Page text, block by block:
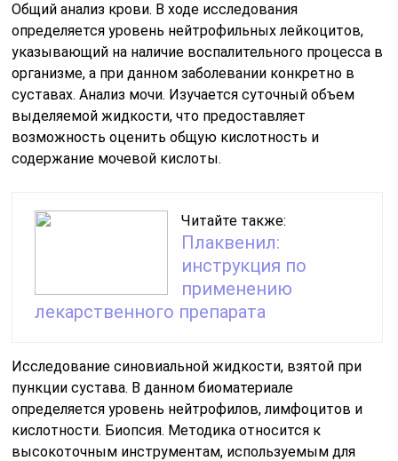
Общий анализ крови. В ходе исследования
определяется уровень нейтрофильных лейкоцитов,
указывающий на наличие воспалительного процесса в
организме, а при данном заболевании конкретно в
суставах. Анализ мочи. Изучается суточный объем
выделяемой жидкости, что предоставляет
возможность оценить общую кислотность и
содержание мочевой кислоты.
Читайте также:
Плаквенил:
инструкция по
применению
лекарственного препарата
Исследование синовиальной жидкости, взятой при
пункции сустава. В данном биоматериале
определяется уровень нейтрофилов, лимфоцитов и
кислотности. Биопсия. Методика относится к
высокоточным инструментам, используемым для